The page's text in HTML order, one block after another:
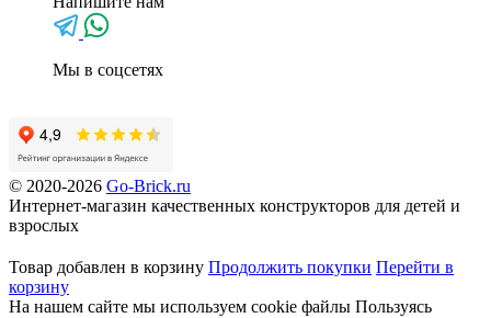
Мы в соцсетях
© 2020-2026 Go-Brick.ru
Интернет-магазин качественных конструкторов для детей и
взрослых
Товар добавлен в корзину Продолжить покупки Перейти в
корзину
На нашем сайте мы используем cookie файлы Пользуясь